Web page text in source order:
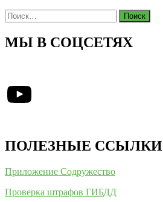
Найти:
МЫ В СОЦСЕТЯХ
YouTube
ПОЛЕЗНЫЕ ССЫЛКИ
Приложение Содружество
Проверка штрафов ГИБДД